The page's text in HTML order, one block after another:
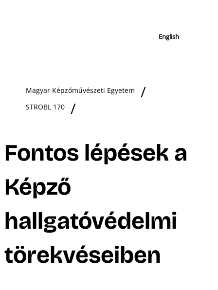
English
Magyar Képzőművészeti Egyetem
STROBL 170
Fontos lépések a
Képző
hallgatóvédelmi
törekvéseiben